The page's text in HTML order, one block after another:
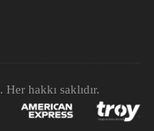
. Her hakkı saklıdır.